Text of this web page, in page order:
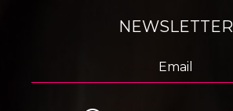
NEWSLETTER